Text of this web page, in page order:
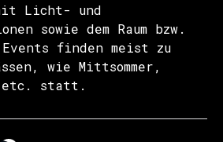
Licht- und
sowie dem Raum bzw.
finden meist zu
wie Mittsommer,
etc. statt.